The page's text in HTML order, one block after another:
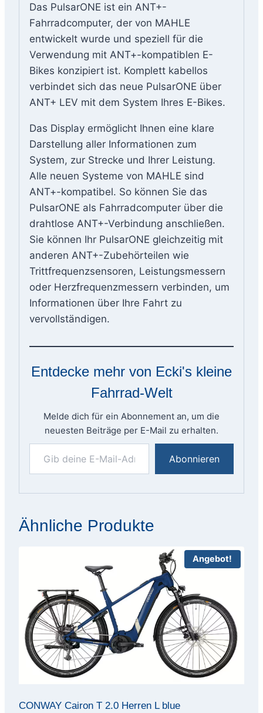
Das PulsarONE ist ein ANT+-
Fahrradcomputer, der von MAHLE
entwickelt wurde und speziell für die
Verwendung mit ANT+-kompatiblen E-
Bikes konzipiert ist. Komplett kabellos
verbindet sich das neue PulsarONE über
ANT+ LEV mit dem System Ihres E-Bikes.
Das Display ermöglicht Ihnen eine klare
Darstellung aller Informationen zum
System, zur Strecke und Ihrer Leistung.
Alle neuen Systeme von MAHLE sind
ANT+-kompatibel. So können Sie das
PulsarONE als Fahrradcomputer über die
drahtlose ANT+-Verbindung anschließen.
Sie können Ihr PulsarONE gleichzeitig mit
anderen ANT+-Zubehörteilen wie
Trittfrequenzsensoren, Leistungsmessern
oder Herzfrequenzmessern verbinden, um
Informationen über Ihre Fahrt zu
vervollständigen.
Entdecke mehr von Ecki's kleine
Fahrrad-Welt
Melde dich für ein Abonnement an, um die
neuesten Beiträge per E-Mail zu erhalten.
Gib deine E-Mail-Adresse ein ...
Abonnieren
Ähnliche Produkte
Angebot!
CONWAY Cairon T 2.0 Herren L blue